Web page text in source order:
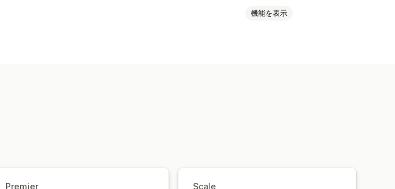
機能を表示
Premier Scale